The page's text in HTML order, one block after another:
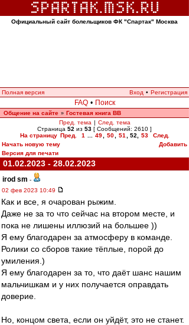
Официальный сайт болельщиков ФК "Спартак" Москва
Полная версия Вход • Регистрация
FAQ • Поиск
Общение на сайте » Гостевая книга ВВ
Пред. тема | След. тема
Страница 52 из 53 [ Сообщений: 2610 ]
На страницу Пред. 1 49 50 51 52 53
След.
Начать новую тему
Добавить
Версия для печати
01.02.2023 - 28.02.2023
irod sm -
02 фев 2023 10:49
Как и все, я очарован рыжим.
Даже не за то что сейчас на втором месте, и
пока не лишены иллюзий на большее ))
Я ему благодарен за атмосферу в команде.
Ролики со сборов такие тёплые, порой до
умиления.)
Я ему благодарен за то, что даёт шанс нашим
мальчишкам и у них получается оправдать
доверие.
Но, концом света, если он уйдёт, это не станет.